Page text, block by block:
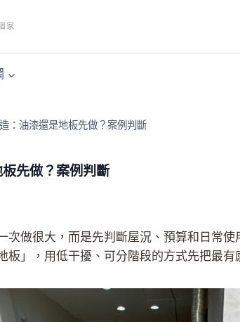
家
：油漆還是地板先做？案例判斷
先做？案例判斷
次做很大，而是先判斷屋況、預算和日常
板」，用低干擾、可分階段的方式先把最有